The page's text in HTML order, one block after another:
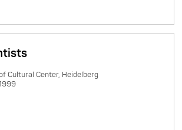
Cultural Center, Heidelberg